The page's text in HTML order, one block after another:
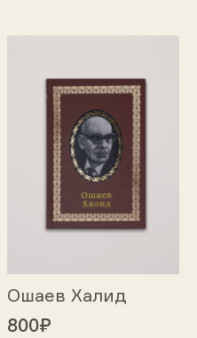
Ошаев Халид
800₽